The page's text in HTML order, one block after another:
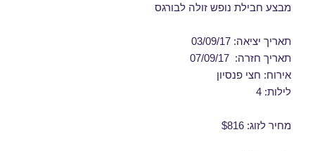
מבצע חבילת נופש זולה לבורגס
תאריך יציאה: 03/09/17
תאריך חזרה: 07/09/17
אירוח: חצי פנסיון
לילות: 4
מחיר לזוג: $816